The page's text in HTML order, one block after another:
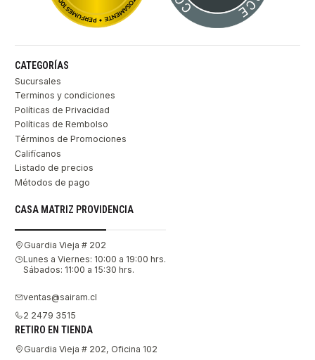
CATEGORÍAS
Sucursales
Terminos y condiciones
Políticas de Privacidad
Políticas de Rembolso
Términos de Promociones
Califícanos
Listado de precios
Métodos de pago
CASA MATRIZ PROVIDENCIA
Guardia Vieja # 202
Lunes a Viernes: 10:00 a 19:00 hrs.
Sábados: 11:00 a 15:30 hrs.
ventas@sairam.cl
2 2479 3515
RETIRO EN TIENDA
Guardia Vieja # 202, Oficina 102